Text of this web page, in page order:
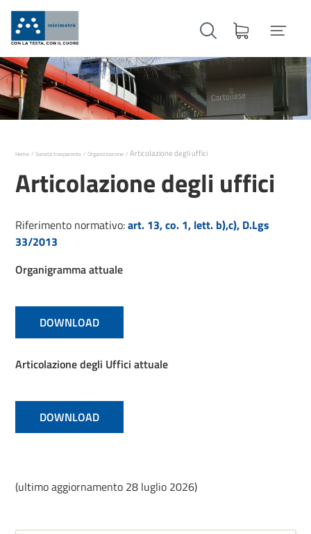
Home Società trasparente Organizzazione Articolazione degli uffici
Articolazione degli uffici
Riferimento normativo:art. 13, co. 1, lett. b),c), D.Lgs
33/2013
Organigramma attuale
DOWNLOAD
Articolazione degli Uffici attuale
DOWNLOAD
(ultimo aggiornamento 28 luglio 2026)